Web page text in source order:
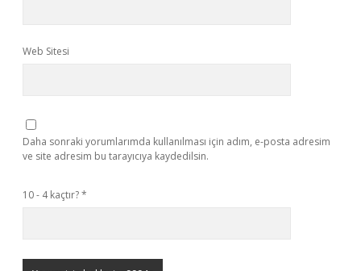
Web Sitesi
Daha sonraki yorumlarımda kullanılması için adım, e-posta adresim
ve site adresim bu tarayıcıya kaydedilsin.
10 - 4 kaçtır?*